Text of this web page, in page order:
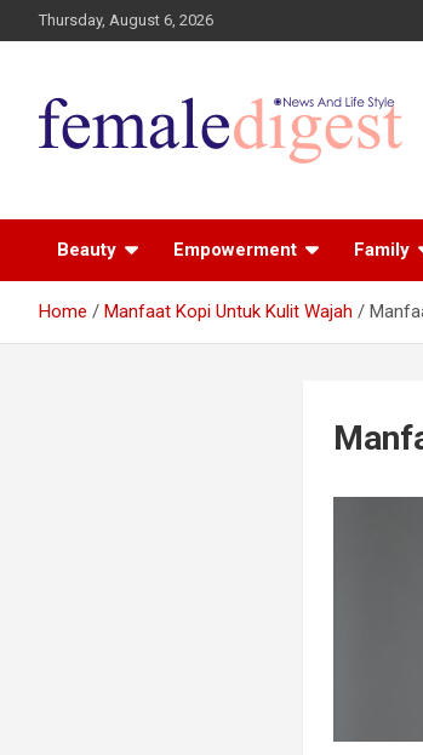
Thursday, August 6, 2026
Beauty Empowerment Family
Home Manfaat Kopi Untuk Kulit Wajah